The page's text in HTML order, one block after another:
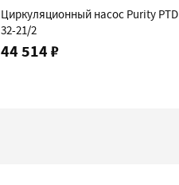
Циркуляционный насос Purity PTD
32-21/2
44 514 ₽